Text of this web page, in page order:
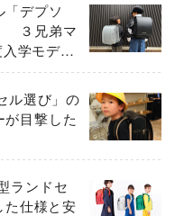
「デプソ
３兄弟マ
学モデ
ル選び」の
目撃した
ランドセ
仕様と安